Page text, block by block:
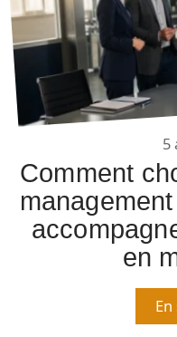
5
Comment
en